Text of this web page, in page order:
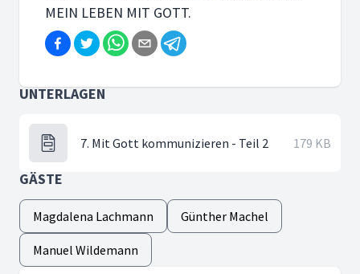
MEIN LEBEN MIT GOTT.
UNTERLAGEN
7. Mit Gott kommunizieren - Teil 2 179 KB
GÄSTE
Magdalena Lachmann Günther Machel
Manuel Wildemann